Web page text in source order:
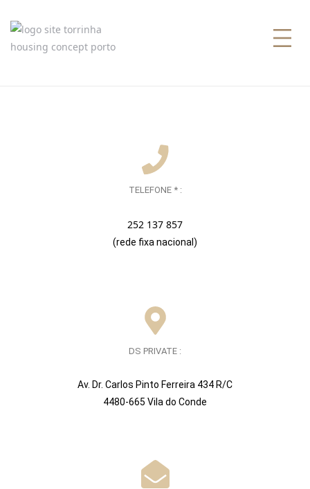
TELEFONE * :
252 137 857
(rede fixa nacional)
DS PRIVATE :
Av. Dr. Carlos Pinto Ferreira 434 R/C
4480-665 Vila do Conde